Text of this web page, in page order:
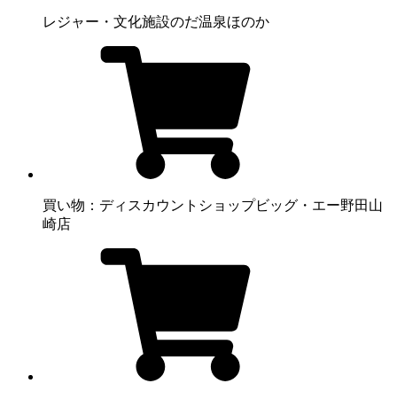
レジャー・文化施設のだ温泉ほのか
買い物：ディスカウントショップビッグ・エー野田山
崎店